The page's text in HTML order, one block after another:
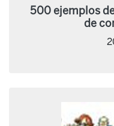
500 ejemplos
de